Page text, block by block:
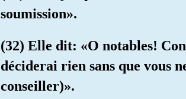
soumission».
(32) Elle dit: «O notables!
déciderai rien sans que vous
conseiller)».